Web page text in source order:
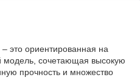
– это ориентированная на
модель, сочетающая высокую
прочность и множество